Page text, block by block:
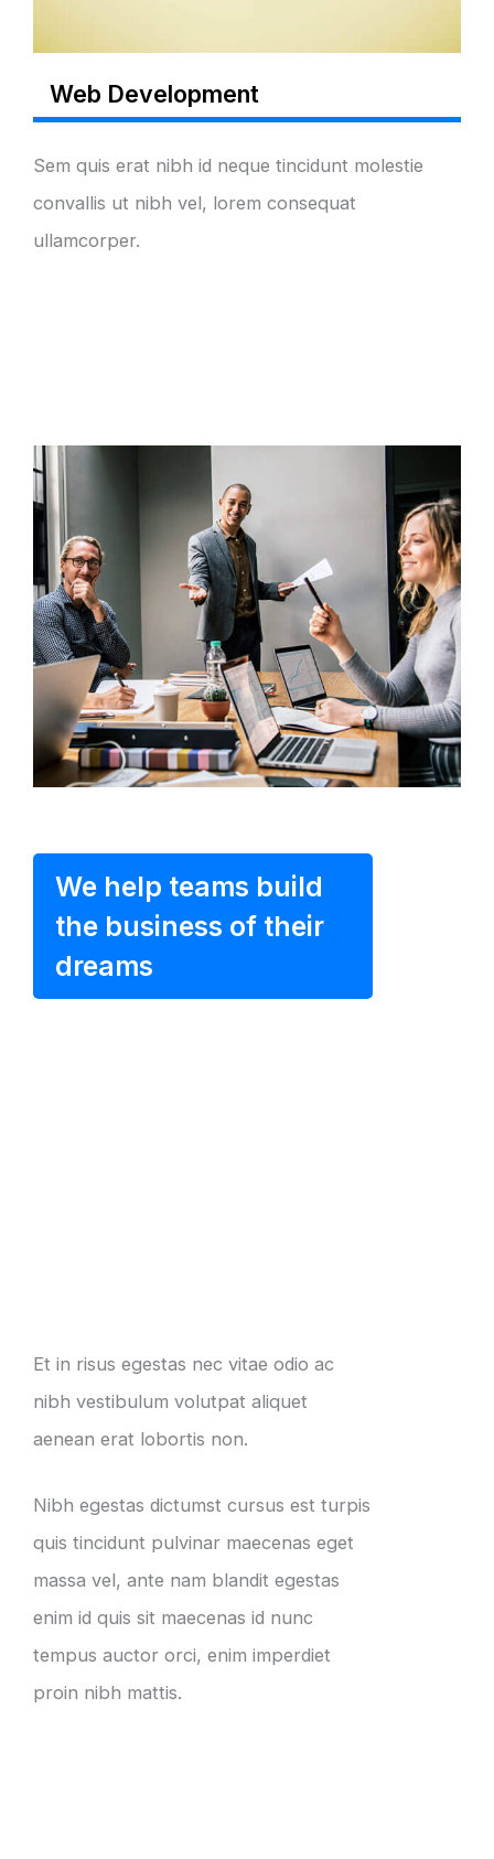
Web Development
Sem quis erat nibh id neque tincidunt molestie
convallis ut nibh vel, lorem consequat
ullamcorper.
We help teams build
the business of their
dreams
Et in risus egestas nec vitae odio ac
nibh vestibulum volutpat aliquet
aenean erat lobortis non.
Nibh egestas dictumst cursus est turpis
quis tincidunt pulvinar maecenas eget
massa vel, ante nam blandit egestas
enim id quis sit maecenas id nunc
tempus auctor orci, enim imperdiet
proin nibh mattis.